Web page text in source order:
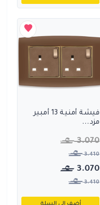
فيشة أمنية 13 أمبير
مزد...
3.070
3.410
3.070
3.410